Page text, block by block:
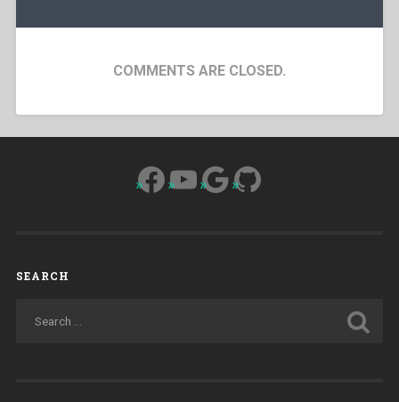
COMMENTS ARE CLOSED.
Facebook
YouTube
Google
GitHub
SEARCH